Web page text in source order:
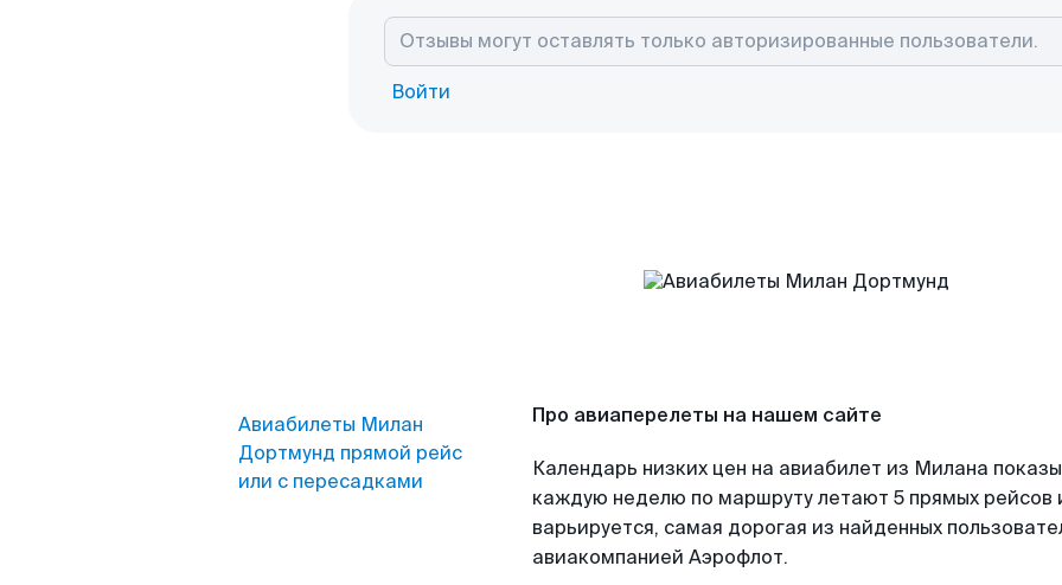
Войти
Авиабилеты Милан
Дортмунд прямой рейс
или с пересадками
Про авиаперелеты на нашем сайте
Календарь низких цен на авиабилет из Милана
каждую неделю по маршруту летают 5 прямых рейсов
варьируется, самая дорогая из найденных
авиакомпанией Аэрофлот.